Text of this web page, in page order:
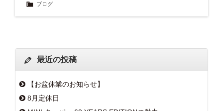
ブログ
最近の投稿
【お盆休業のお知らせ】
8月定休日